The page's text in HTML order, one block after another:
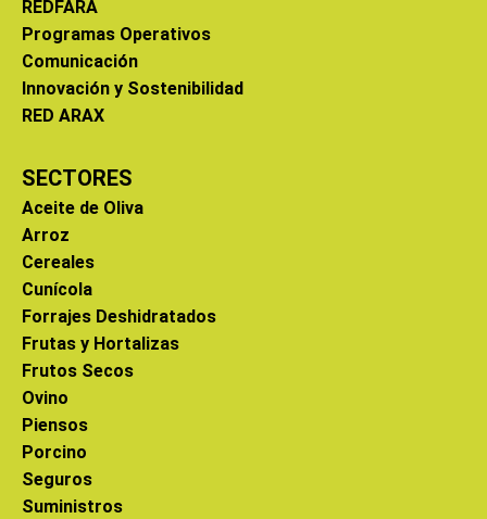
REDFARA
Programas Operativos
Comunicación
Innovación y Sostenibilidad
RED ARAX
SECTORES
Aceite de Oliva
Arroz
Cereales
Cunícola
Forrajes Deshidratados
Frutas y Hortalizas
Frutos Secos
Ovino
Piensos
Porcino
Seguros
Suministros